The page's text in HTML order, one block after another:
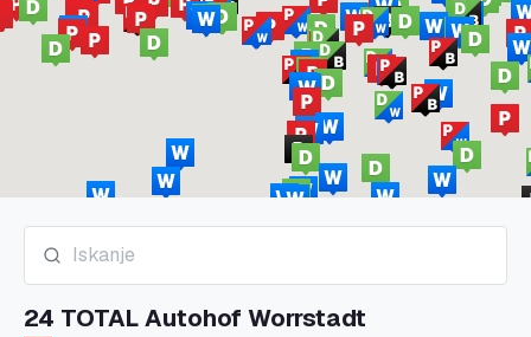
24 TOTAL Autohof Worrstadt